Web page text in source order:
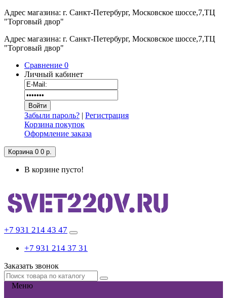
Адрес магазина: г. Санкт-Петербург, Московское шоссе,7,ТЦ
"Торговый двор"
Адрес магазина: г. Санкт-Петербург, Московское шоссе,7,ТЦ
"Торговый двор"
Сравнение 0
Личный кабинет
Забыли пароль? | Регистрация
Корзина покупок
Оформление заказа
Корзина 0 0 р.
В корзине пусто!
+7 931 214 43 47
+7 931 214 37 31
Заказать звонок
Меню